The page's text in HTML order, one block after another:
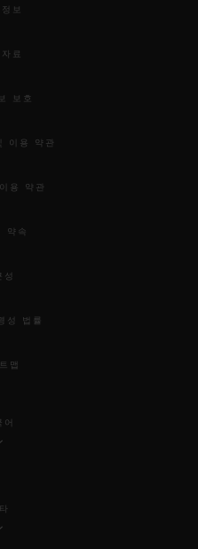
보
료
보호
이용 약관
용 약관
약속
성
성 법률
맵
어